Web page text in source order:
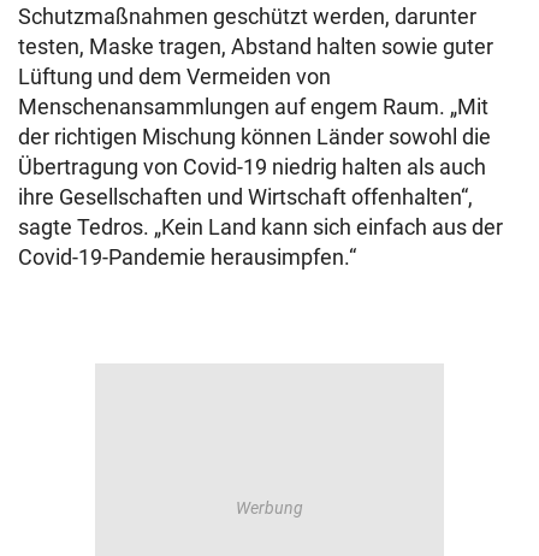
Schutzmaßnahmen geschützt werden, darunter
testen, Maske tragen, Abstand halten sowie guter
Lüftung und dem Vermeiden von
Menschenansammlungen auf engem Raum. „Mit
der richtigen Mischung können Länder sowohl die
Übertragung von Covid-19 niedrig halten als auch
ihre Gesellschaften und Wirtschaft offenhalten“,
sagte Tedros. „Kein Land kann sich einfach aus der
Covid-19-Pandemie herausimpfen.“